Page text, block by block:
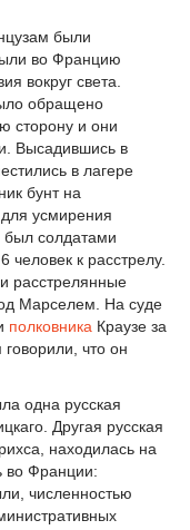
были
во Францию
вокруг света.
обращено
сторону и они
Высадившись в
в лагере
бунт на
усмирения
был солдатами
человек к расстрелу.
расстрелянные
Марселем. На суде
полковника Краузе за
что он
одна русская
Другая русская
находилась на
во Франции:
численностью